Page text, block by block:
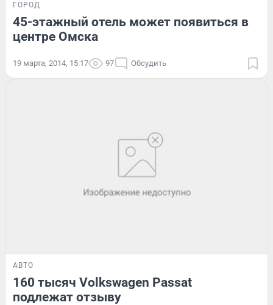
ГОРОД
45-этажный отель может появиться в
центре Омска
19 марта, 2014, 15:17 97 Обсудить
АВТО
160 тысяч Volkswagen Passat
подлежат отзыву